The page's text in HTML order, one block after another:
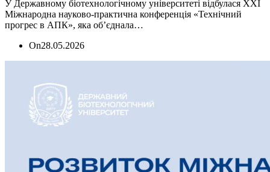
У Державному біотехнологічному університеті відбулася ХХІ
Міжнародна науково-практична конференція «Технічний
прогрес в АПК», яка об’єднала…
On28.05.2026